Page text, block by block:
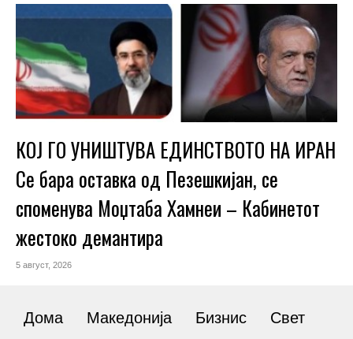
КОЈ ГО УНИШТУВА ЕДИНСТВОТО НА ИРАН
Се бара оставка од Пезешкијан, се
споменува Моџтаба Хамнеи – Кабинетот
жестоко демантира
5 август, 2026
Дома Македонија Бизнис Свет